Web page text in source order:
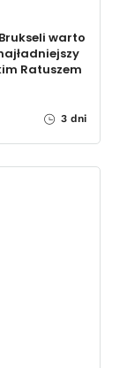
warto
Ratuszem
3 dni